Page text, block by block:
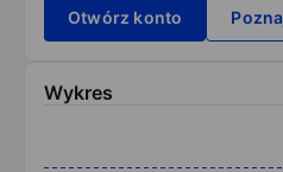
Otwórz konto
Wykres